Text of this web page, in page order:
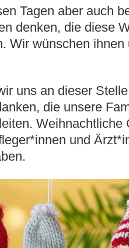
Tagen aber auch
denken, die diese
Wir wünschen
uns an dieser
die unsere
Weihnachtliche
und